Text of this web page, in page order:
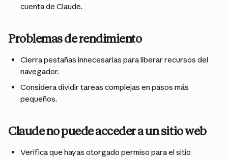
cuenta de Claude.
Problemas de rendimiento
Cierra pestañas innecesarias para liberar recursos del
navegador.
Considera dividir tareas complejas en pasos más
pequeños.
Claude no puede acceder a un sitio web
Verifica que hayas otorgado permiso para el sitio